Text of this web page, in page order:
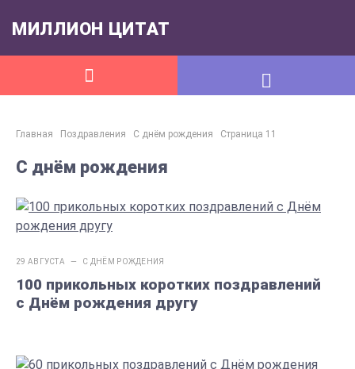
МИЛЛИОН ЦИТАТ
Главная Поздравления С днём рождения Страница 11
С днём рождения
29 АВГУСТА — С ДНЁМ РОЖДЕНИЯ
100 прикольных коротких поздравлений
с Днём рождения другу